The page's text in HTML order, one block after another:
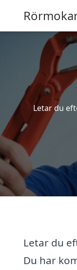
Letar du
Letar du
Du har